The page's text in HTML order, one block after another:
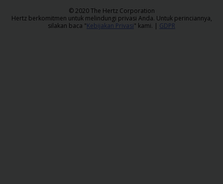
​© 2020 The Hertz Corporation
Hertz berkomitmen untuk melindungi privasi Anda. Untuk perinciannya,
silakan baca "Kebijakan Privasi" kami. | GDPR